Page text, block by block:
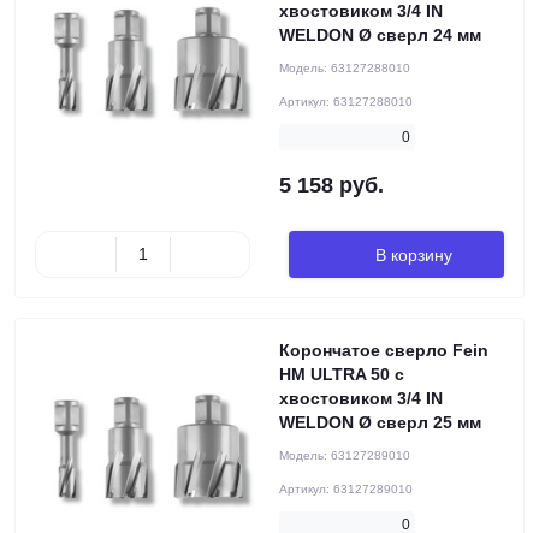
хвостовиком 3/4 IN
WELDON Ø сверл 24 мм
Модель: 63127288010
Артикул: 63127288010
0
5 158 руб.
В корзину
Корончатое сверло Fein
HM ULTRA 50 с
хвостовиком 3/4 IN
WELDON Ø сверл 25 мм
Модель: 63127289010
Артикул: 63127289010
0